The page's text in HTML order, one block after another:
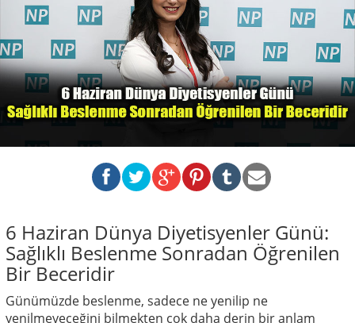
6 Haziran Dünya Diyetisyenler Günü:
Sağlıklı Beslenme Sonradan Öğrenilen
Bir Beceridir
Günümüzde beslenme, sadece ne yenilip ne
yenilmeyeceğini bilmekten çok daha derin bir anlam